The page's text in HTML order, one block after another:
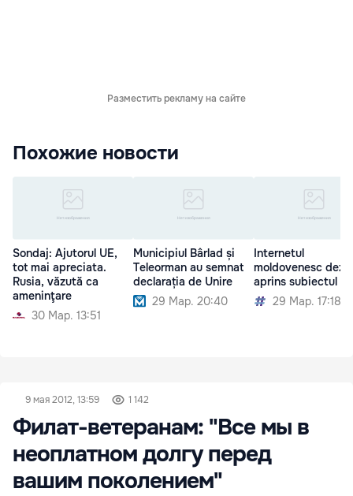
Разместить рекламу на сайте
Похожие новости
Sondaj: Ajutorul UE,
tot mai apreciata.
Rusia, văzută ca
ameninţare
30 Мар. 13:51
Municipiul Bârlad și
Teleorman au semnat
declarația de Unire
29 Мар. 20:40
Internetul
moldovenesc
aprins subiectul
29 Мар. 17:18
9 мая 2012, 13:59 1 142
Филат-ветеранам: "Все мы в
неоплатном долгу перед
вашим поколением"